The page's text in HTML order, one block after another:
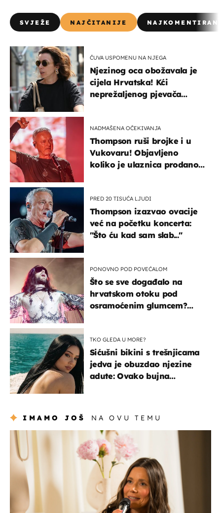
SVJEŽE NAJČITANIJE
ČUVA USPOMENU NA NJEGA
Njezinog oca obožavala je
cijela Hrvatska! Kći
neprežaljenog pjevača
NADMAŠENA OČEKIVANJA
Thompson ruši brojke i u
Vukovaru! Objavljeno
koliko je ulaznica prodano
PRED 20 TISUĆA LJUDI
Thompson izazvao ovacije
već na početku koncerta:
"Što ću kad sam slab..."
PONOVNO POD POVEĆALOM
Što se sve događalo na
hrvatskom otoku pod
osramoćenim glumcem?
TKO GLEDA U MORE?
Sićušni bikini s trešnjicama
jedva je obuzdao njezine
adute: Ovako bujna
IMAMO JOŠ NA OVU TEMU
moda & ljepota